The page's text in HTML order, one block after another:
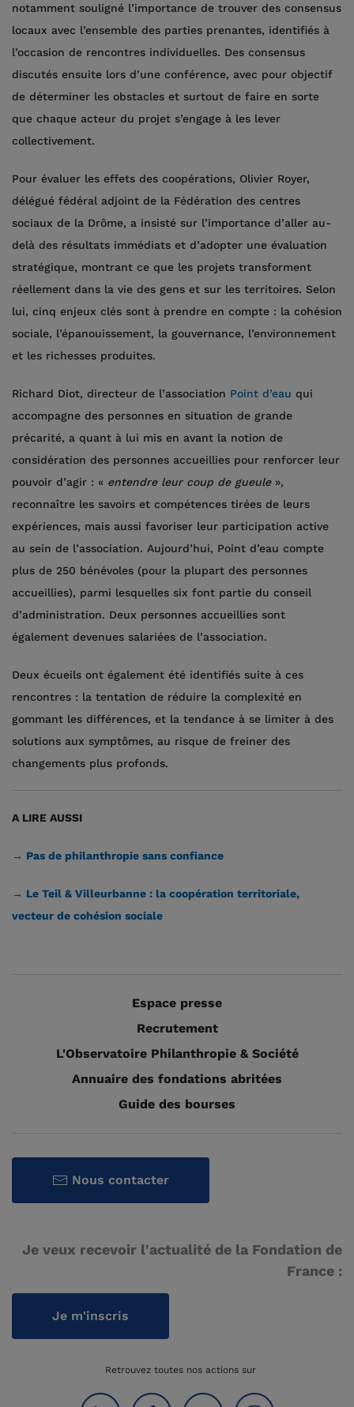
notamment souligné l’importance de trouver des consensus
locaux avec l’ensemble des parties prenantes, identifiés à
l’occasion de rencontres individuelles. Des consensus
discutés ensuite lors d’une conférence, avec pour objectif
de déterminer les obstacles et surtout de faire en sorte
que chaque acteur du projet s’engage à les lever
collectivement.
Pour évaluer les effets des coopérations, Olivier Royer,
délégué fédéral adjoint de la Fédération des centres
sociaux de la Drôme, a insisté sur l’importance d’aller au-
delà des résultats immédiats et d’adopter une évaluation
stratégique, montrant ce que les projets transforment
réellement dans la vie des gens et sur les territoires. Selon
lui, cinq enjeux clés sont à prendre en compte : la cohésion
sociale, l’épanouissement, la gouvernance, l’environnement
et les richesses produites.
Richard Diot, directeur de l’association Point d’eau qui
accompagne des personnes en situation de grande
précarité, a quant à lui mis en avant la notion de
considération des personnes accueillies pour renforcer leur
pouvoir d’agir : « entendre leur coup de gueule»,
reconnaître les savoirs et compétences tirées de leurs
expériences, mais aussi favoriser leur participation active
au sein de l’association. Aujourd’hui, Point d’eau compte
plus de 250 bénévoles (pour la plupart des personnes
accueillies), parmi lesquelles six font partie du conseil
d’administration. Deux personnes accueillies sont
également devenues salariées de l’association.
Deux écueils ont également été identifiés suite à ces
rencontres : la tentation de réduire la complexité en
gommant les différences, et la tendance à se limiter à des
solutions aux symptômes, au risque de freiner des
changements plus profonds.
A LIRE AUSSI
→ Pas de philanthropie sans confiance
→ Le Teil & Villeurbanne : la coopération territoriale,
vecteur de cohésion sociale
Espace presse
Recrutement
L'Observatoire Philanthropie & Société
Annuaire des fondations abritées
Guide des bourses
Nous contacter
Je veux recevoir l'actualité de la Fondation de
France :
Je m'inscris
Retrouvez toutes nos actions sur